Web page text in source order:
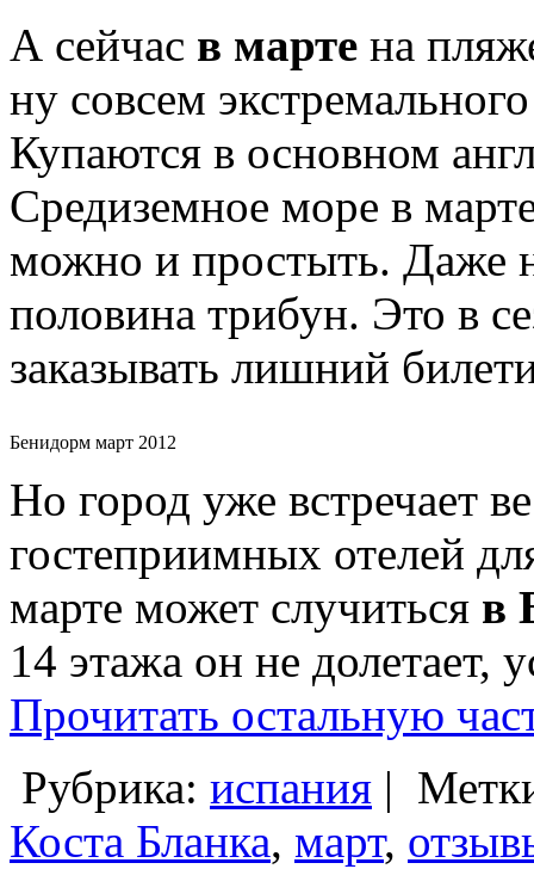
А сейчас в марте на
ну совсем
Купаются в основном
Средиземное море в
можно и простыть. Даже
половина трибун. Это в
заказывать лишний
Бенидорм март 2012
Но город уже встречает
гостеприимных отелей
марте может случиться в
14 этажа он не долетает,
Прочитать остальную
Рубрика: испания |
Коста Бланка, март,